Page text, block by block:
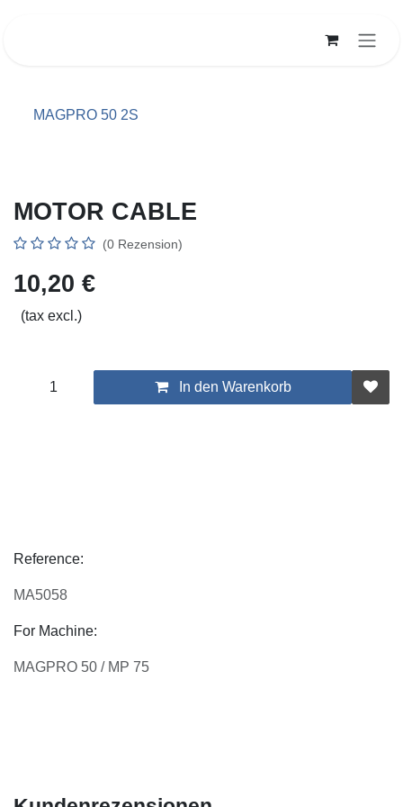
MAGPRO 50 2S
MOTOR CABLE
(0 Rezension)
10,20€
(tax excl.)
In den Warenkorb
Reference:
MA5058
For Machine:
MAGPRO 50 / MP 75